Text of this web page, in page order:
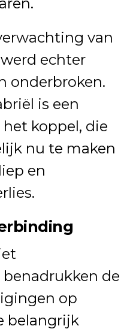
van
echter
onderbroken.
is een
koppel, die
nu te maken
en
de
op
belangrijk